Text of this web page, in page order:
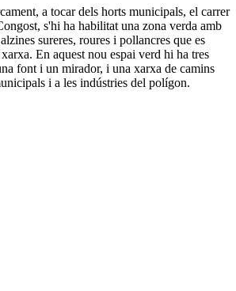
a tocar dels horts municipals, el carrer
s'hi ha habilitat una zona verda amb
sureres, roures i pollancres que es
En aquest nou espai verd hi ha tres
font i un mirador, i una xarxa de camins
i a les indústries del polígon.